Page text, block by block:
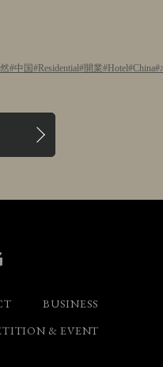
中国 Residential 開業 Hotel China
BUSINESS
& EVENT